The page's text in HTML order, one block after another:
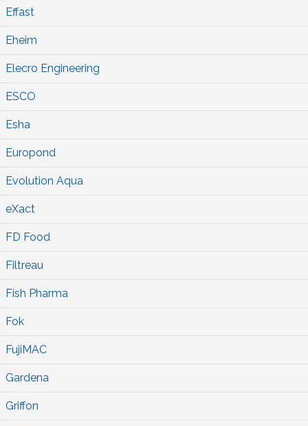
Effast
Eheim
Elecro Engineering
ESCO
Esha
Europond
Evolution Aqua
eXact
FD Food
Filtreau
Fish Pharma
Fok
FujiMAC
Gardena
Griffon